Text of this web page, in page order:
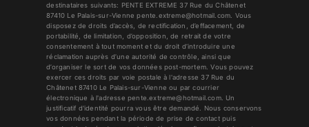
destinataires suivants: PENTE EXTREME 37 Rue du Châtenet
87410 Le Palais-sur-Vienne pente.extreme@hotmail.com. Vous
disposez de droits d’accès, de rectification, d’effacement, de
portabilité, de limitation, d’opposition, de retrait de votre
consentement à tout moment et du droit d’introduire une
réclamation auprès d’une autorité de contrôle, ainsi que
d’organiser le sort de vos données post-mortem. Vous pouvez
exercer ces droits par voie postale à l'adresse 37 Rue du
Châtenet 87410 Le Palais-sur-Vienne ou par courrier
électronique à l'adresse pente.extreme@hotmail.com. Un
justificatif d'identité pourra vous être demandé. Nous conservons
vos données pendant la période de prise de contact puis